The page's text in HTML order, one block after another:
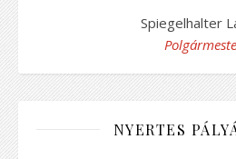
Spiegelhalter
NYERTES